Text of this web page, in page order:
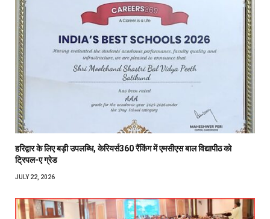
हरिद्वार के लिए बड़ी उपलब्धि, केरियर्स360 रैंकिंग में एमसीएस बाल विद्यापीठ को
ट्रिपल-ए ग्रेड
JULY 22, 2026